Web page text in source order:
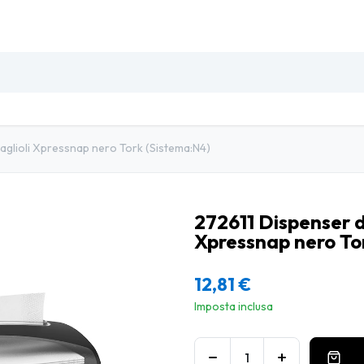
Xpressnap nero Tork (Sistema:N4)
272611
Xpressnap nero
12,81€
Imposta inclusa